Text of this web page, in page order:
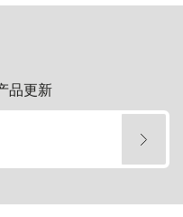
品更新